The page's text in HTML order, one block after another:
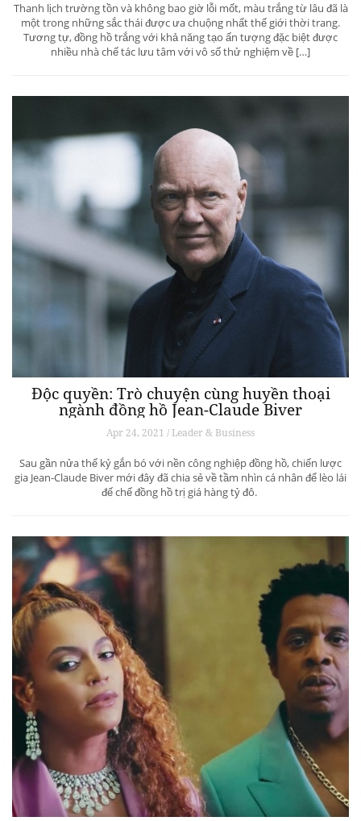
Thanh lịch trường tồn và không bao giờ lỗi mốt, màu trắng từ lâu đã là
một trong những sắc thái được ưa chuộng nhất thế giới thời trang.
Tương tự, đồng hồ trắng với khả năng tạo ấn tượng đặc biệt được
nhiều nhà chế tác lưu tâm với vô số thử nghiệm về […]
Độc quyền: Trò chuyện cùng huyền thoại
ngành đồng hồ Jean-Claude Biver
Apr 24, 2021 / Leader & Business
Sau gần nửa thế kỷ gắn bó với nền công nghiệp đồng hồ, chiến lược
gia Jean-Claude Biver mới đây đã chia sẻ về tầm nhìn cá nhân để lèo lái
đế chế đồng hồ trị giá hàng tỷ đô.